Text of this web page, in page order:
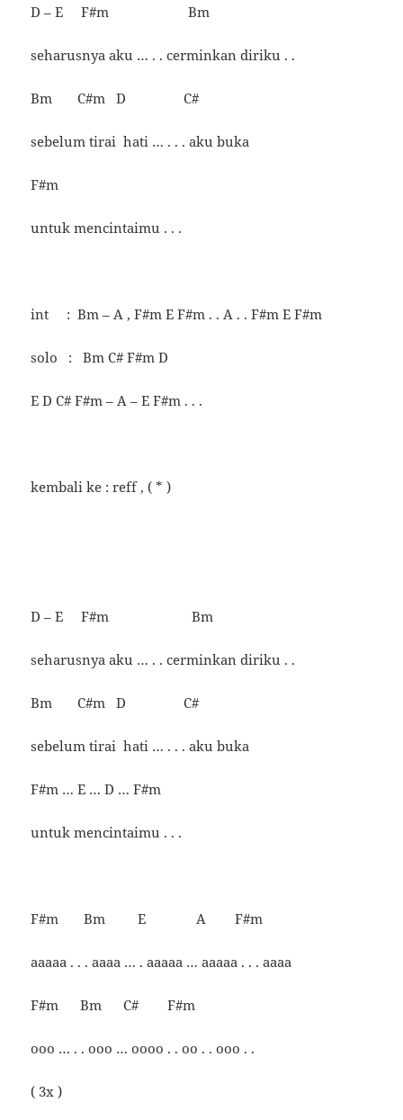
D – E F#m Bm
seharusnya aku … . . cerminkan diriku . .
Bm C#m D C#
sebelum tirai hati … . . . aku buka
F#m
untuk mencintaimu . . .
int : Bm – A , F#m E F#m . . A . . F#m E F#m
solo : Bm C# F#m D
E D C# F#m – A – E F#m . . .
kembali ke : reff , ( * )
D – E F#m Bm
seharusnya aku … . . cerminkan diriku . .
Bm C#m D C#
sebelum tirai hati … . . . aku buka
F#m … E … D … F#m
untuk mencintaimu . . .
F#m Bm E A F#m
aaaaa . . . aaaa … . aaaaa … aaaaa . . . aaaa
F#m Bm C# F#m
ooo … . . ooo … oooo . . oo . . ooo . .
( 3x )